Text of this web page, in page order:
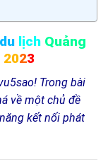
du lịch Quảng
2023
Trong bài
về một chủ đề
kết nối phát